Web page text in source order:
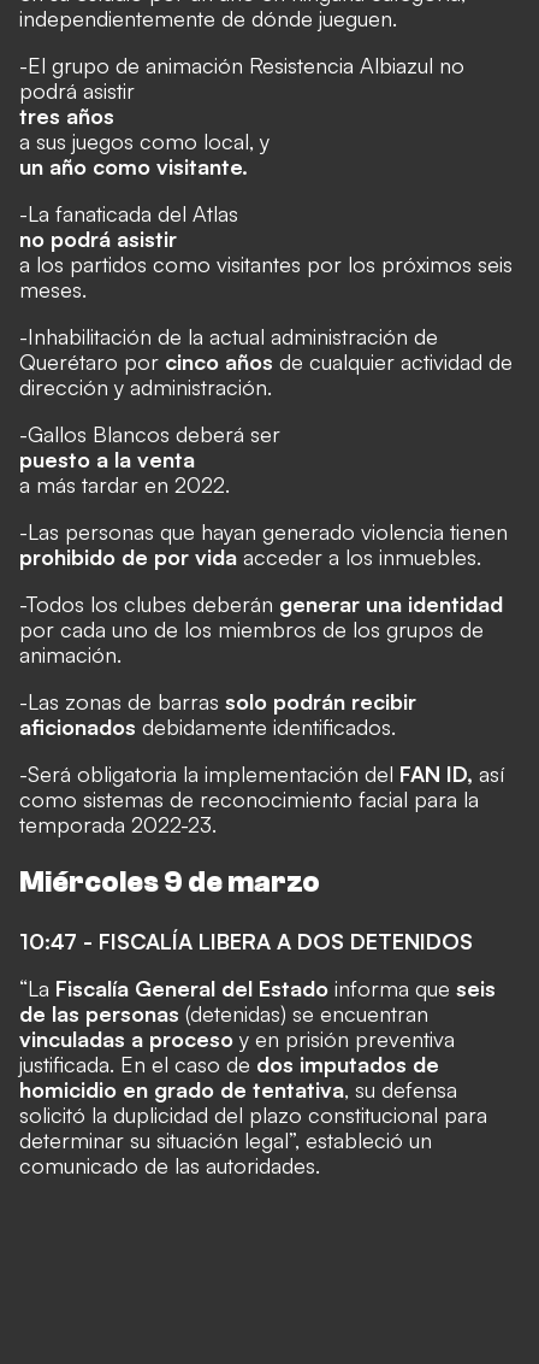
independientemente de dónde jueguen.
-El grupo de animación Resistencia Albiazul no
podrá asistir
tres años
a sus juegos como local, y
un año como visitante.
-La fanaticada del Atlas
no podrá asistir
a los partidos como visitantes por los próximos seis
meses.
-Inhabilitación de la actual administración de
Querétaro por cinco años de cualquier actividad de
dirección y administración.
-Gallos Blancos deberá ser
puesto a la venta
a más tardar en 2022.
-Las personas que hayan generado violencia tienen
prohibido de por vida acceder a los inmuebles.
-Todos los clubes deberán generar una identidad
por cada uno de los miembros de los grupos de
animación.
-Las zonas de barras solo podrán recibir
aficionados debidamente identificados.
-Será obligatoria la implementación del FAN ID, así
como sistemas de reconocimiento facial para la
temporada 2022-23.
Miércoles 9 de marzo
10:47 - FISCALÍA LIBERA A DOS DETENIDOS
“La Fiscalía General del Estado informa que seis
de las personas (detenidas) se encuentran
vinculadas a proceso y en prisión preventiva
justificada. En el caso de dos imputados de
homicidio en grado de tentativa, su defensa
solicitó la duplicidad del plazo constitucional para
determinar su situación legal”, estableció un
comunicado de las autoridades.